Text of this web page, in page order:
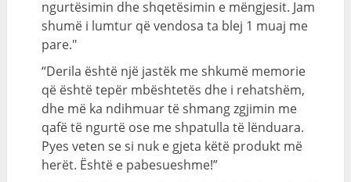
ngurtësimin dhe shqetësimin e mëngjesit. Jam
shumë i lumtur që vendosa ta blej 1 muaj me
pare."
“Derila është një jastëk me shkumë memorie
që është tepër mbështetës dhe i rehatshëm,
dhe më ka ndihmuar të shmang zgjimin me
qafë të ngurtë ose me shpatulla të lënduara.
Pyes veten se si nuk e gjeta këtë produkt më
herët. Është e pabesueshme!”